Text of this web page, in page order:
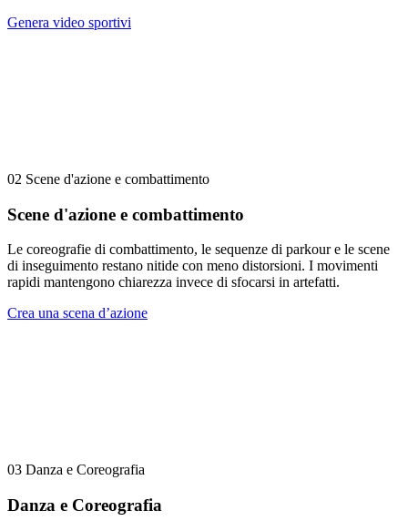
Genera video sportivi
02 Scene d'azione e combattimento
Scene d'azione e combattimento
Le coreografie di combattimento, le sequenze di parkour e le scene
di inseguimento restano nitide con meno distorsioni. I movimenti
rapidi mantengono chiarezza invece di sfocarsi in artefatti.
Crea una scena d’azione
03 Danza e Coreografia
Danza e Coreografia